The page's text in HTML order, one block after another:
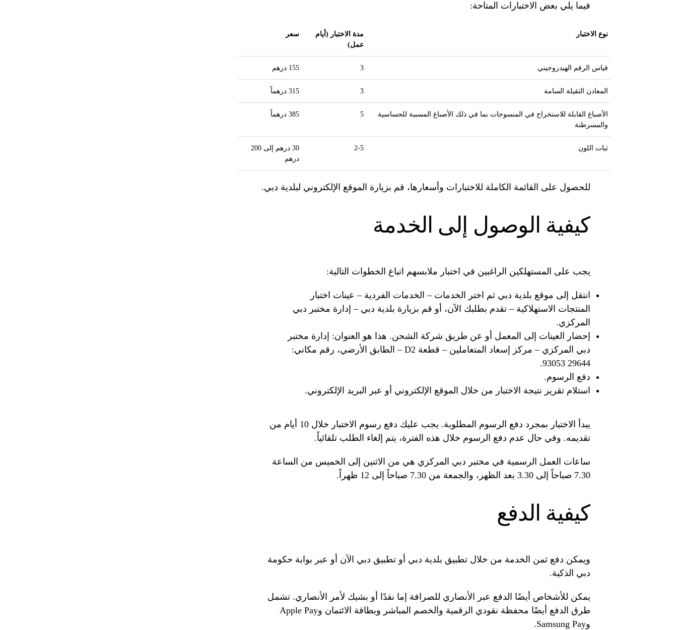
فيما يلي بعض الاختبارات المتاحة:
نوع الاختبار
مدة الاختبار (أيام
عمل)
سعر
قياس الرقم الهيدروجيني 3 155 درهم
المعادن الثقيلة السامة 3 315 درهماً
الأصباغ القابلة للاستخراج في المنسوجات بما في ذلك الأصباغ المسببة للحساسية
والمسرطنة
5 385 درهماً
ثبات اللون 2-5
30 درهم إلى 200
درهم
للحصول على القائمة الكاملة للاختبارات وأسعارها، قم بزيارة الموقع الإلكتروني لبلدية دبي.
كيفية الوصول إلى الخدمة
يجب على المستهلكين الراغبين في اختبار ملابسهم اتباع الخطوات التالية:
انتقل إلى موقع بلدية دبي ثم اختر الخدمات – الخدمات الفردية – عينات اختبار
المنتجات الاستهلاكية – تقدم بطلبك الآن، أو قم بزيارة بلدية دبي – إدارة مختبر دبي
المركزي.
إحضار العينات إلى المعمل أو عن طريق شركة الشحن. هذا هو العنوان: إدارة مختبر
دبي المركزي – مركز إسعاد المتعاملين – قطعة D2 – الطابق الأرضي، رقم مكاني:
29644 93053.
دفع الرسوم.
استلام تقرير نتيجة الاختبار من خلال الموقع الإلكتروني أو عبر البريد الإلكتروني.
يبدأ الاختبار بمجرد دفع الرسوم المطلوبة. يجب عليك دفع رسوم الاختبار خلال 10 أيام من
تقديمه. وفي حال عدم دفع الرسوم خلال هذه الفترة، يتم إلغاء الطلب تلقائياً.
ساعات العمل الرسمية في مختبر دبي المركزي هي من الاثنين إلى الخميس من الساعة
7.30 صباحاً إلى 3.30 بعد الظهر، والجمعة من 7.30 صباحاً إلى 12 ظهراً.
كيفية الدفع
ويمكن دفع ثمن الخدمة من خلال تطبيق بلدية دبي أو تطبيق دبي الآن أو عبر بوابة حكومة
دبي الذكية.
يمكن للأشخاص أيضًا الدفع عبر الأنصاري للصرافة إما نقدًا أو بشيك لأمر الأنصاري. تشمل
طرق الدفع أيضًا محفظة نقودي الرقمية والخصم المباشر وبطاقة الائتمان وApple Pay
وSamsung Pay.